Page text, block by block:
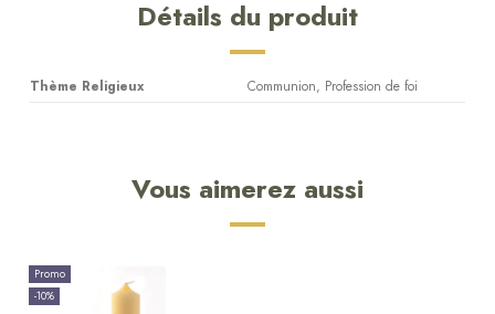
Détails du produit
Thème Religieux Communion, Profession de foi
Vous aimerez aussi
Promo
-10%